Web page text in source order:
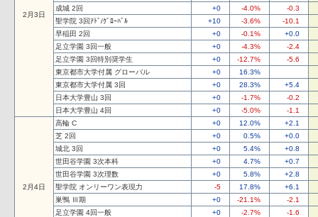
2月3日
成城 2回
+0 -4.0%
-0.3
聖学院 3回ｱﾄﾞ/ｸﾞﾛｰﾊﾞﾙ
+10 -3.6%
-10.1
早稲田 2回
+0 -0.1%
+0.0
足立学園 3回一般
+0 -4.3%
-2.4
足立学園 3回特別奨学生
+0 -12.7%
-5.6
東京都市大学付属 グローバル
+0
16.3%
東京都市大学付属 3回
+0 28.3%
+5.4
日本大学豊山 3回
+0 -1.7%
-0.2
日本大学豊山 4回
+0 -5.0% -1.1
2月4日
高輪 C +0 12.0%
+2.1
芝 2回
+0 0.5%
+0.0
城北 3回
+0 5.4%
+0.8
世田谷学園 3次本科
+0 4.7%
+0.7
世田谷学園 3次理数
+0 5.8%
+2.8
聖学院 オンリーワン表現力
-5 17.8%
+6.1
巣鴨 Ⅲ期
+0 -21.1%
-2.1
足立学園 4回一般
+0 -2.7%
-1.6